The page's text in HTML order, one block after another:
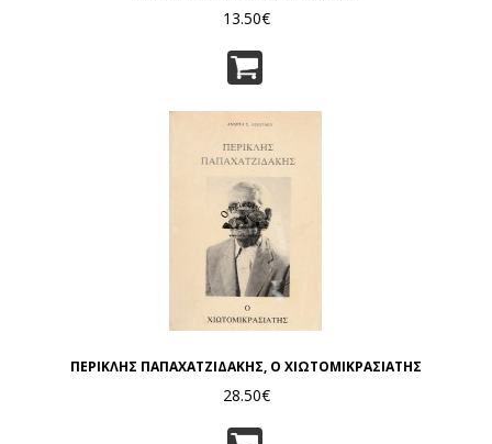
13.50€
ΠΕΡΙΚΛΗΣ ΠΑΠΑΧΑΤΖΙΔΑΚΗΣ, Ο ΧΙΩΤΟΜΙΚΡΑΣΙΑΤΗΣ
28.50€